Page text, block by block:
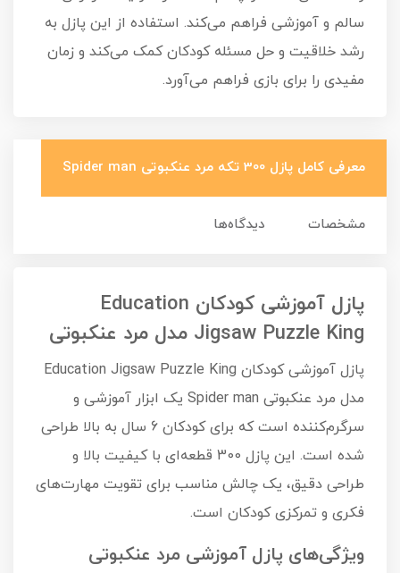
سالم و آموزشی فراهم می‌کند. استفاده از این پازل به
رشد خلاقیت و حل مسئله کودکان کمک می‌کند و زمان
مفیدی را برای بازی فراهم می‌آورد.
معرفی کامل پازل 300 تکه مرد عنکبوتی Spider man
مشخصات دیدگاه‌ها
پازل آموزشی کودکان Education
Jigsaw Puzzle King مدل مرد عنکبوتی
پازل آموزشی کودکان Education Jigsaw Puzzle King
مدل مرد عنکبوتی Spider man یک ابزار آموزشی و
سرگرم‌کننده است که برای کودکان 6 سال به بالا طراحی
شده است. این پازل 300 قطعه‌ای با کیفیت بالا و
طراحی دقیق، یک چالش مناسب برای تقویت مهارت‌های
فکری و تمرکزی کودکان است.
ویژگی‌های پازل آموزشی مرد عنکبوتی